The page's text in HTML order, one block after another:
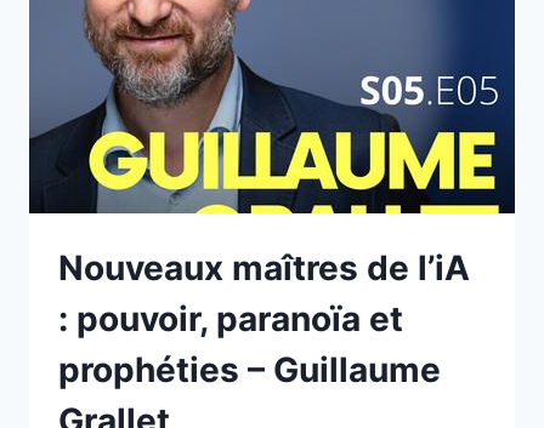
RAISON
?
–
SIMON
CHIGNARD
Nouveaux maîtres de l’iA
: pouvoir, paranoïa et
prophéties – Guillaume